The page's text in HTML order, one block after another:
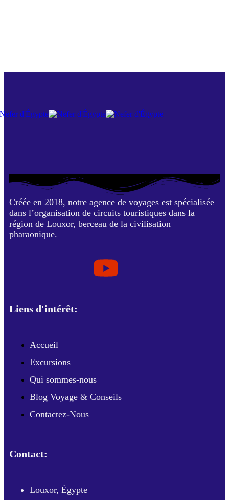
Créée en 2018, notre agence de voyages est spécialisée
dans l’organisation de circuits touristiques dans la
région de Louxor, berceau de la civilisation
pharaonique.
Liens d'intérêt:
Accueil
Excursions
Qui sommes-nous
Blog Voyage & Conseils
Contactez-Nous
Contact:
Louxor, Égypte